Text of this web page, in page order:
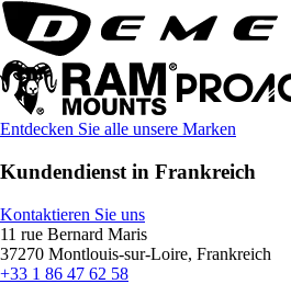
Entdecken Sie alle unsere Marken
Kundendienst in Frankreich
Kontaktieren Sie uns
11 rue Bernard Maris
37270 Montlouis-sur-Loire, Frankreich
+33 1 86 47 62 58